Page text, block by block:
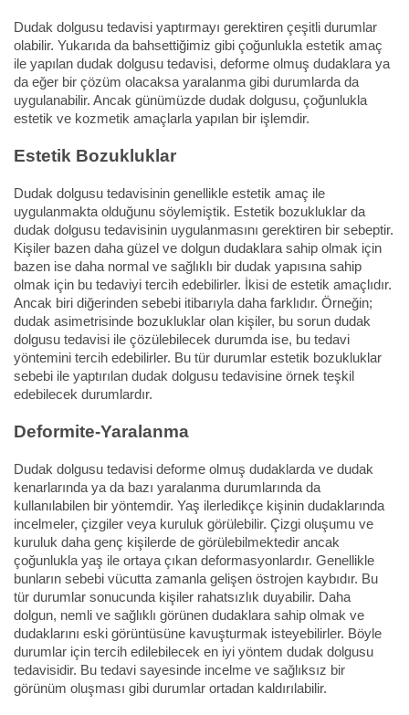
Dudak dolgusu tedavisi yaptırmayı gerektiren çeşitli durumlar
olabilir. Yukarıda da bahsettiğimiz gibi çoğunlukla estetik amaç
ile yapılan dudak dolgusu tedavisi, deforme olmuş dudaklara ya
da eğer bir çözüm olacaksa yaralanma gibi durumlarda da
uygulanabilir. Ancak günümüzde dudak dolgusu, çoğunlukla
estetik ve kozmetik amaçlarla yapılan bir işlemdir.
Estetik Bozukluklar
Dudak dolgusu tedavisinin genellikle estetik amaç ile
uygulanmakta olduğunu söylemiştik. Estetik bozukluklar da
dudak dolgusu tedavisinin uygulanmasını gerektiren bir sebeptir.
Kişiler bazen daha güzel ve dolgun dudaklara sahip olmak için
bazen ise daha normal ve sağlıklı bir dudak yapısına sahip
olmak için bu tedaviyi tercih edebilirler. İkisi de estetik amaçlıdır.
Ancak biri diğerinden sebebi itibarıyla daha farklıdır. Örneğin;
dudak asimetrisinde bozukluklar olan kişiler, bu sorun dudak
dolgusu tedavisi ile çözülebilecek durumda ise, bu tedavi
yöntemini tercih edebilirler. Bu tür durumlar estetik bozukluklar
sebebi ile yaptırılan dudak dolgusu tedavisine örnek teşkil
edebilecek durumlardır.
Deformite-Yaralanma
Dudak dolgusu tedavisi deforme olmuş dudaklarda ve dudak
kenarlarında ya da bazı yaralanma durumlarında da
kullanılabilen bir yöntemdir. Yaş ilerledikçe kişinin dudaklarında
incelmeler, çizgiler veya kuruluk görülebilir. Çizgi oluşumu ve
kuruluk daha genç kişilerde de görülebilmektedir ancak
çoğunlukla yaş ile ortaya çıkan deformasyonlardır. Genellikle
bunların sebebi vücutta zamanla gelişen östrojen kaybıdır. Bu
tür durumlar sonucunda kişiler rahatsızlık duyabilir. Daha
dolgun, nemli ve sağlıklı görünen dudaklara sahip olmak ve
dudaklarını eski görüntüsüne kavuşturmak isteyebilirler. Böyle
durumlar için tercih edilebilecek en iyi yöntem dudak dolgusu
tedavisidir. Bu tedavi sayesinde incelme ve sağlıksız bir
görünüm oluşması gibi durumlar ortadan kaldırılabilir.